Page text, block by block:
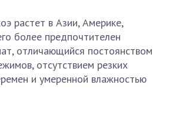
растет в Азии, Америке,
более предпочтителен
отличающийся постоянством
отсутствием резких
и умеренной влажностью